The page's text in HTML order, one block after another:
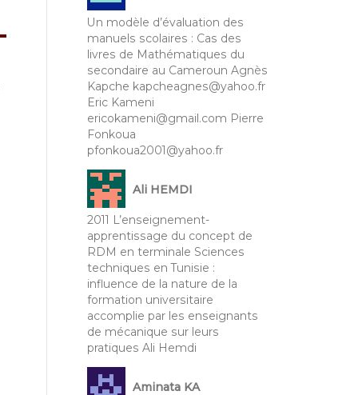
Un modèle d’évaluation des
manuels scolaires : Cas des
livres de Mathématiques du
secondaire au Cameroun Agnès
Kapche kapcheagnes@yahoo.fr
Eric Kameni
ericokameni@gmail.com Pierre
Fonkoua
pfonkoua2001@yahoo.fr
Ali HEMDI
2011 L’enseignement-
apprentissage du concept de
RDM en terminale Sciences
techniques en Tunisie :
influence de la nature de la
formation universitaire
accomplie par les enseignants
de mécanique sur leurs
pratiques Ali Hemdi
Aminata KA